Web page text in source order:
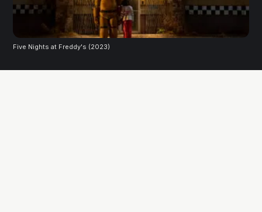
Five Nights at Freddy's (2023)